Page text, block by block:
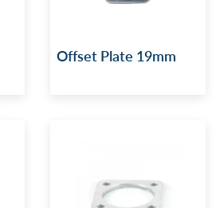
Offset Plate 19mm